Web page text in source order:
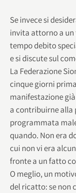
Se invece si
invita attorno a
tempo debito
e si discute sul
La Federazione
cinque giorni
manifestazione
a contribuirne alla
programmata
quando. Non era
cui non vi era
fronte a un fatto
O meglio, un
del ricatto: se non